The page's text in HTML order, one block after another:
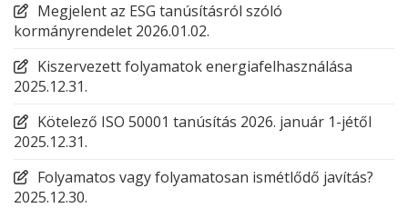
Megjelent az ESG tanúsításról szóló
kormányrendelet 2026.01.02.
Kiszervezett folyamatok energiafelhasználása
2025.12.31.
Kötelező ISO 50001 tanúsítás 2026. január 1-jétől
2025.12.31.
Folyamatos vagy folyamatosan ismétlődő javítás?
2025.12.30.